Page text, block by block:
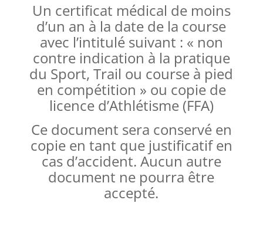
Un certificat médical de moins
d’un an à la date de la course
avec l’intitulé suivant : « non
contre indication à la pratique
du Sport, Trail ou course à pied
en compétition » ou copie de
licence d’Athlétisme (FFA)
Ce document sera conservé en
copie en tant que justificatif en
cas d’accident. Aucun autre
document ne pourra être
accepté.